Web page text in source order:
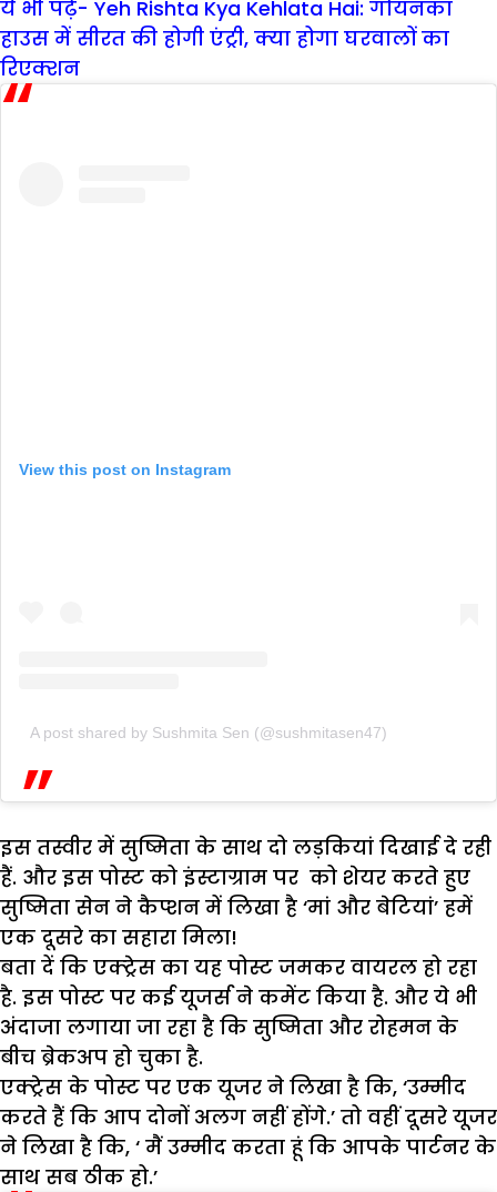
ये भी पढ़ें- Yeh Rishta Kya Kehlata Hai: गोयनका
हाउस में सीरत की होगी एंट्री, क्या होगा घरवालों का
रिएक्शन
View this post on Instagram
A post shared by Sushmita Sen (@sushmitasen47)
इस तस्वीर में सुष्मिता के साथ दो लड़कियां दिखाई दे रही
हैं. और इस पोस्ट को इंस्टाग्राम पर को शेयर करते हुए
सुष्मिता सेन ने कैप्शन में लिखा है ‘मां और बेटियां’ हमें
एक दूसरे का सहारा मिला!
बता दें कि एक्ट्रेस का यह पोस्ट जमकर वायरल हो रहा
है. इस पोस्ट पर कई यूजर्स ने कमेंट किया है. और ये भी
अंदाजा लगाया जा रहा है कि सुष्मिता और रोहमन के
बीच ब्रेकअप हो चुका है.
एक्ट्रेस के पोस्ट पर एक यूजर ने लिखा है कि, ‘उम्मीद
करते हैं कि आप दोनों अलग नहीं होंगे.’ तो वहीं दूसरे यूजर
ने लिखा है कि, ‘ मैं उम्मीद करता हूं कि आपके पार्टनर के
साथ सब ठीक हो.’